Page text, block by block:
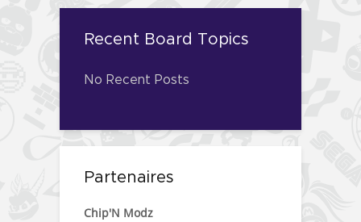
Recent Board Topics
No Recent Posts
Partenaires
Chip'N Modz